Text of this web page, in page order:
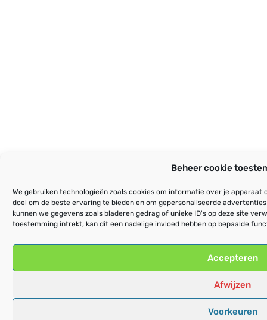
Beheer cookie
We gebruiken technologieën zoals cookies om informatie over je
doel om de beste ervaring te bieden en om gepersonaliseerde
kunnen we gegevens zoals bladeren gedrag of unieke ID's op deze site
toestemming intrekt, kan dit een nadelige invloed hebben op bepaalde
Accepteren
Afwijzen
Voorkeuren